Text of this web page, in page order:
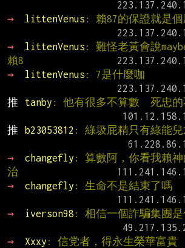
→
littenVenus : 賴87的保證就是個
→
littenVenus : 難怪老黃會說
賴8
→
littenVenus : 7是什麼咖
推
tanby : 他有很多不算數  死忠的
推
b23053812 : 綠圾屁精只有綠能兒
→
changefly : 算數阿，你看我賴
治
→
changefly : 生命不是結束了嗎
→
iverson98 : 相信一個詐騙集團是
→
Xxxy : 信党者，得永生榮華富貴